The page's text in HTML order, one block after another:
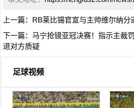
上一篇： RB莱比锡官宣与主帅维尔纳分
下一篇： 马宁抢镜亚冠决赛！指示主裁
退对方质疑
足球视频